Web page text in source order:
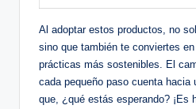
Al adoptar estos productos, no
sino que también te conviertes
prácticas más sostenibles. El
cada pequeño paso cuenta
que, ¿qué estás esperando? ¡Es